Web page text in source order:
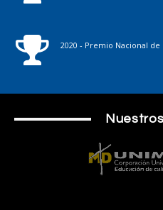
2020 - Premio Nacional